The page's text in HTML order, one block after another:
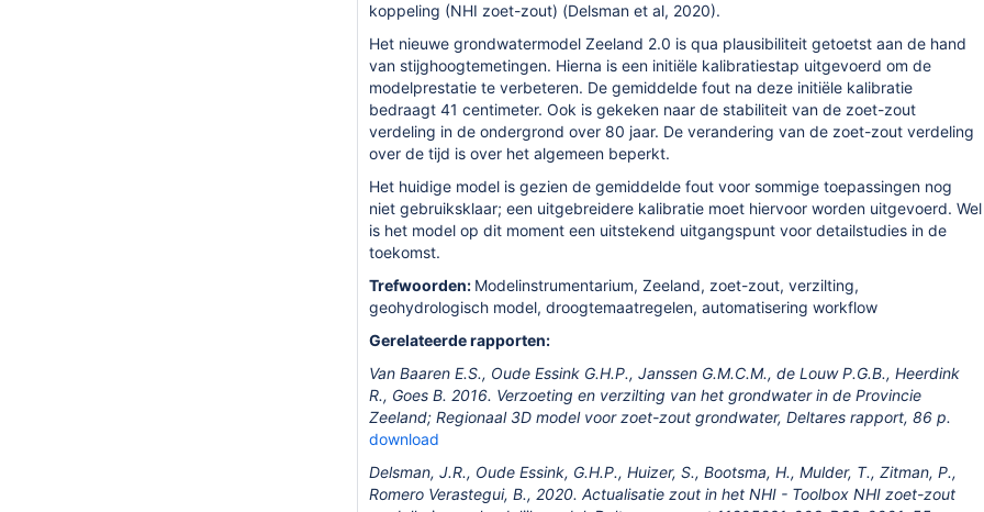
koppeling (NHI zoet-zout) (Delsman et al, 2020).
Het nieuwe grondwatermodel Zeeland 2.0 is qua plausibiliteit getoetst aan de hand
van stijghoogtemetingen. Hierna is een initiële kalibratiestap uitgevoerd om de
modelprestatie te verbeteren. De gemiddelde fout na deze initiële kalibratie
bedraagt 41 centimeter. Ook is gekeken naar de stabiliteit van de zoet-zout
verdeling in de ondergrond over 80 jaar. De verandering van de zoet-zout verdeling
over de tijd is over het algemeen beperkt.
Het huidige model is gezien de gemiddelde fout voor sommige toepassingen nog
niet gebruiksklaar; een uitgebreidere kalibratie moet hiervoor worden uitgevoerd. Wel
is het model op dit moment een uitstekend uitgangspunt voor detailstudies in de
toekomst.
Trefwoorden: Modelinstrumentarium, Zeeland, zoet-zout, verzilting,
geohydrologisch model, droogtemaatregelen, automatisering workflow
Gerelateerde rapporten:
Van Baaren E.S., Oude Essink G.H.P., Janssen G.M.C.M., de Louw P.G.B., Heerdink
R., Goes B. 2016. Verzoeting en verzilting van het grondwater in de Provincie
Zeeland; Regionaal 3D model voor zoet-zout grondwater, Deltares rapport, 86 p.
download
Delsman, J.R., Oude Essink, G.H.P., Huizer, S., Bootsma, H., Mulder, T., Zitman, P.,
Romero Verastegui, B., 2020. Actualisatie zout in het NHI - Toolbox NHI zoet-zout